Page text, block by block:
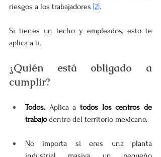
riesgos a los trabajadores [2] .
Si tienes un techo y empleados, esto te
aplica a ti.
¿Quién está obligado a
cumplir?
Todos. Aplica a todos los centros de
trabajo dentro del territorio mexicano.
No importa si eres una planta